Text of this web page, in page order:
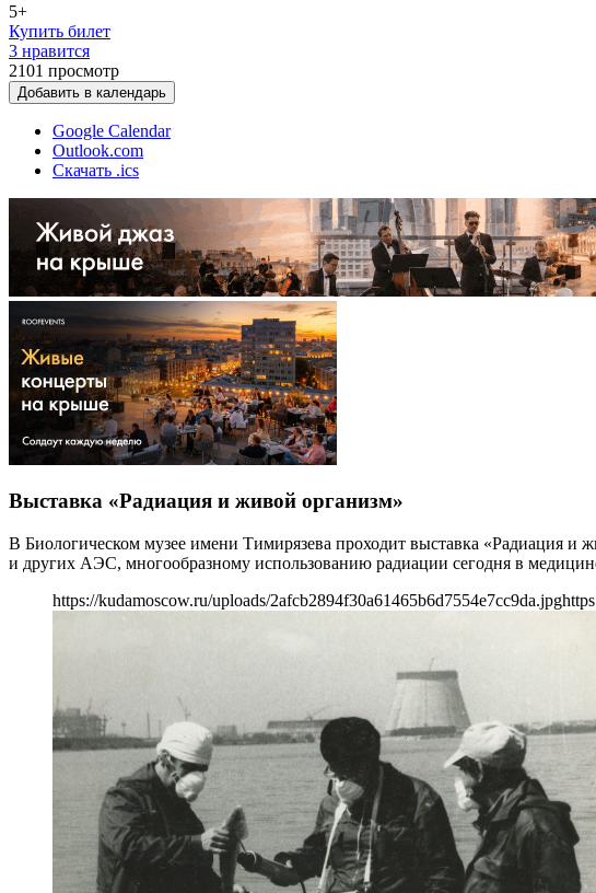
5+
Купить билет
3 нравится
2101 просмотр
Добавить в календарь
Google Calendar
Outlook.com
Скачать .ics
Выставка «Радиация и живой организм»
В Биологическом музее имени Тимирязева проходит выставка «Радиация и
и других АЭС, многообразному использованию радиации сегодня в
https://kudamoscow.ru/uploads/2afcb2894f30a61465b6d7554e7cc9da.jpg